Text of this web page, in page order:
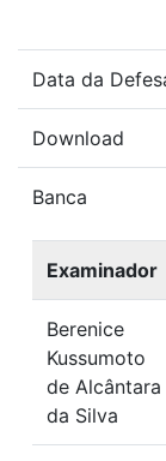
Data da
Download
Banca
Examinador
Berenice
Kussumoto
de Alcântara
da Silva